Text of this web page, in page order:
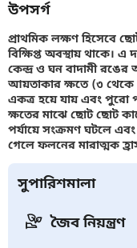
উপসর্গ
প্রাথমিক লক্ষণ হিসেবে
বিক্ষিপ্ত অবস্থায় থাকে।
কেন্দ্র ও ঘন বাদামী রঙের
আয়তাকার ক্ষতে (৩ থেকে
একত্র হয়ে যায় এবং পুরো
ক্ষতের মাঝে ছোট ছোট
পর্যায়ে সংক্রমণ ঘটলে
গেলে ফলনের মারাত্মক
সুপারিশমালা
জৈব নিয়ন্ত্রণ